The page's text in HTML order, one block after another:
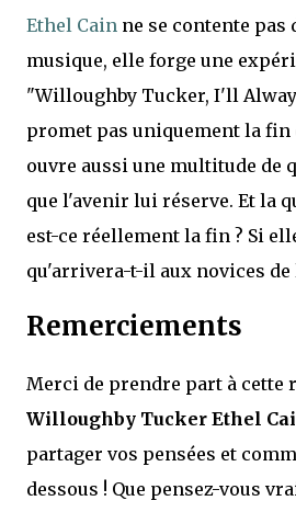
Ethel Cain ne se contente pas
musique, elle forge une
"Willoughby Tucker, I'll
promet pas uniquement la fin
ouvre aussi une multitude de
que l'avenir lui réserve. Et la
est-ce réellement la fin ? Si
qu'arrivera-t-il aux novices de
Remerciements
Merci de prendre part à cette
Willoughby Tucker Ethel
partager vos pensées et
dessous ! Que pensez-vous